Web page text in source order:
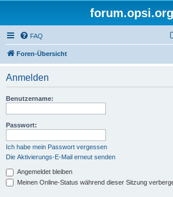
forum.opsi.org
FAQ
Foren-Übersicht
Anmelden
Benutzername:
Passwort:
Ich habe mein Passwort vergessen
Die Aktivierungs-E-Mail erneut senden
Angemeldet bleiben
Meinen Online-Status während dieser Sitzung